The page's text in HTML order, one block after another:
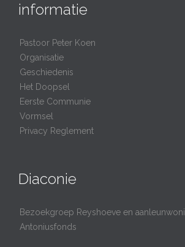
informatie
Pastoor Peter Koen
Organisatie
Geschiedenis
Het Doopsel
Eerste Communie
Vormsel
Privacy Reglement
Diaconie
Bezoekgroep Reyshoeve en
Antoniusfonds